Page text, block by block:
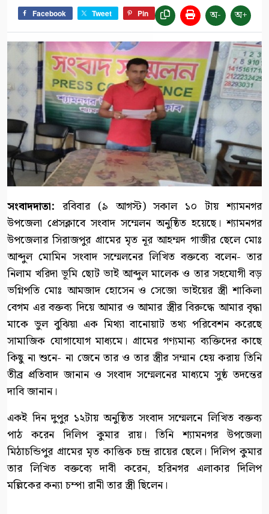
Facebook Tweet Pin অ- অ+
সংবাদদাতা: রবিবার (৯ আগস্ট) সকাল ১০ টায় শ্যামনগর
উপজেলা প্রেসক্লাবে সংবাদ সম্মেলন অনুষ্ঠিত হয়েছে। শ্যামনগর
উপজেলার সিরাজপুর গ্রামের মৃত নূর আহম্মদ গাজীর ছেলে মোঃ
আব্দুল মোমিন সংবাদ সম্মেলনের লিখিত বক্তব্যে বলেন- তার
নিলাম খরিদা ভূমি ছোট ভাই আব্দুল মালেক ও তার সহযোগী বড়
ভগ্নিপতি মোঃ আমজাদ হোসেন ও সেজো ভাইয়ের স্ত্রী শাকিলা
বেগম এর বক্তব্য দিয়ে আমার ও আমার স্ত্রীর বিরুদ্ধে আমার বৃদ্ধা
মাকে ভুল বুঝিয়া এক মিথ্যা বানোয়াট তথ্য পরিবেশন করেছে
সামাজিক যোগাযোগ মাধ্যমে। গ্রামের গণ্যমান্য ব্যক্তিদের কাছে
কিছু না শুনে- না জেনে তার ও তার স্ত্রীর সম্মান হেয় করায় তিনি
তীব্র প্রতিবাদ জানান ও সংবাদ সম্মেলনের মাধ্যমে সুষ্ঠ তদন্তের
দাবি জানান।
একই দিন দুপুর ১২টায় অনুষ্ঠিত সংবাদ সম্মেলনে লিখিত বক্তব্য
পাঠ করেন দিলিপ কুমার রায়। তিনি শ্যামনগর উপজেলা
মিঠাচন্ডিপুর গ্রামের মৃত কাত্তিক চন্দ্র রায়ের ছেলে। দিলিপ কুমার
তার লিখিত বক্তব্যে দাবী করেন, হরিনগর এলাকার দিলিপ
মল্লিকের কন্যা চম্পা রানী তার স্ত্রী ছিলেন।